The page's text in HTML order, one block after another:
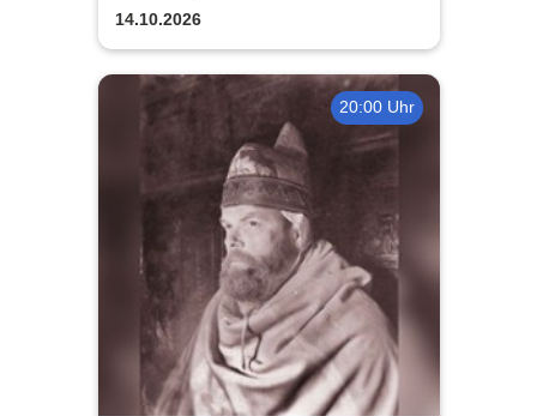
14.10.2026
20:00 Uhr